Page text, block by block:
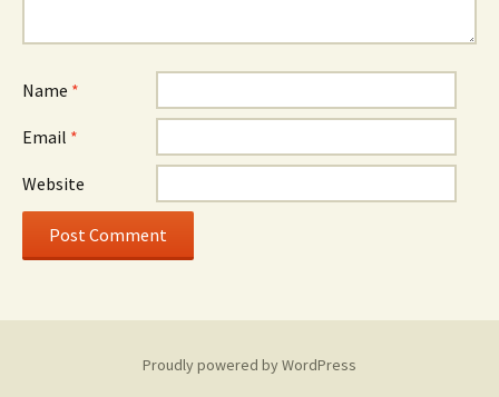
Name *
Email *
Website
Proudly powered by WordPress